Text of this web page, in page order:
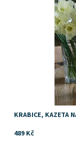
KRABICE, KAZETA
489 Kč